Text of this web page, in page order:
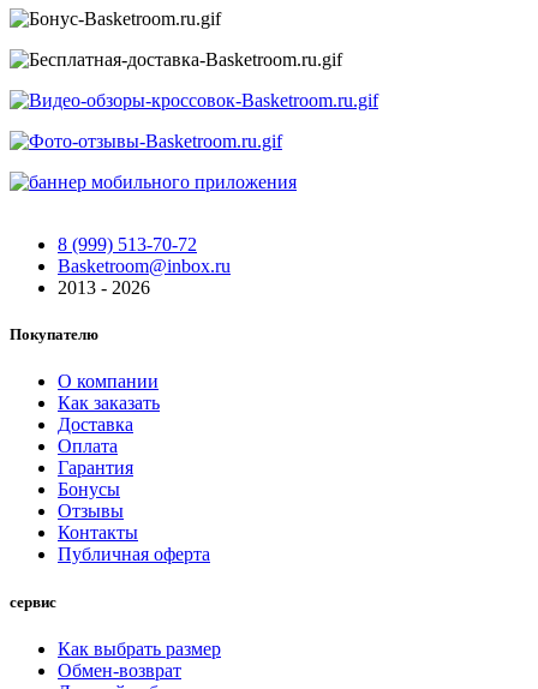
8 (999) 513-70-72
Basketroom@inbox.ru
2013 - 2026
Покупателю
О компании
Как заказать
Доставка
Оплата
Гарантия
Бонусы
Отзывы
Контакты
Публичная оферта
сервис
Как выбрать размер
Обмен-возврат